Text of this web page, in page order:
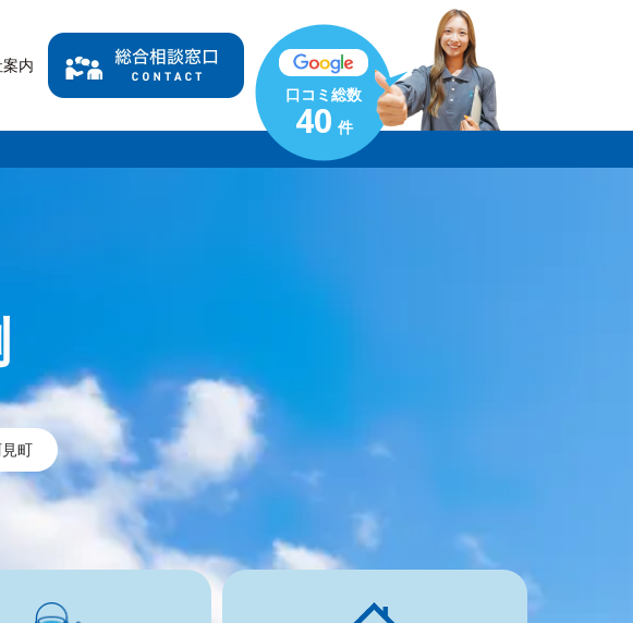
内
口コミ総数
40 件
町